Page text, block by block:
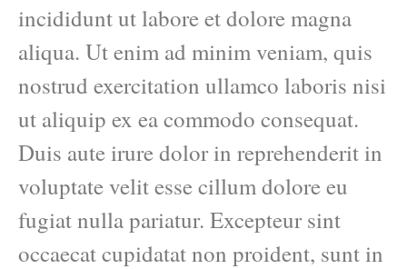
incididunt ut labore et dolore magna
aliqua. Ut enim ad minim veniam, quis
nostrud exercitation ullamco laboris nisi
ut aliquip ex ea commodo consequat.
Duis aute irure dolor in reprehenderit in
voluptate velit esse cillum dolore eu
fugiat nulla pariatur. Excepteur sint
occaecat cupidatat non proident, sunt in